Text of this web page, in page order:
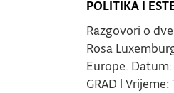
POLITIKA I
Razgovori o
Rosa
Europe.
GRAD |